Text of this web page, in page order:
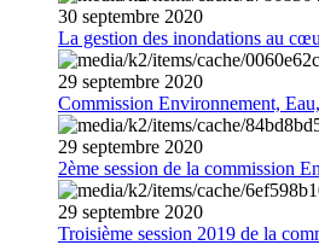
30 septembre 2020
La gestion des inondations au
29 septembre 2020
Commission Environnement,
29 septembre 2020
2ème session de la commission
29 septembre 2020
Troisième session 2019 de la